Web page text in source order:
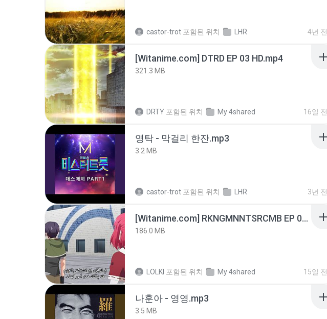
castor-trot 포함된 위치 LHR 4년 전
[Witanime.com] DTRD EP 03 HD.mp4
321.3 MB
DRTY 포함된 위치 My 4shared 16일 전
영탁 - 막걸리 한잔.mp3
3.2 MB
castor-trot 포함된 위치 LHR 3년 전
[Witanime.com] RKNGMNNTSRCMB EP 05 HD.mp4
186.0 MB
LOLKI 포함된 위치 My 4shared 15일 전
나훈아 - 영영.mp3
3.5 MB